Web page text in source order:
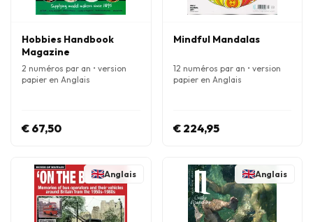
Hobbies Handbook
Magazine
2 numéros par an • version
papier en Anglais
€ 67,50
Mindful Mandalas
12 numéros par an • version
papier en Anglais
€ 224,95
Anglais Anglais